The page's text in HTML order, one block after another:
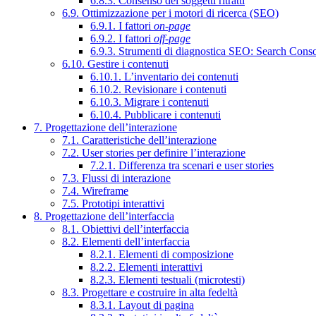
6.9. Ottimizzazione per i motori di ricerca (SEO)
6.9.1. I fattori on-page
6.9.2. I fattori off-page
6.9.3. Strumenti di diagnostica SEO: Search
6.10. Gestire i contenuti
6.10.1. L’inventario dei contenuti
6.10.2. Revisionare i contenuti
6.10.3. Migrare i contenuti
6.10.4. Pubblicare i contenuti
7. Progettazione dell’interazione
7.1. Caratteristiche dell’interazione
7.2. User stories per definire l’interazione
7.2.1. Differenza tra scenari e user stories
7.3. Flussi di interazione
7.4. Wireframe
7.5. Prototipi interattivi
8. Progettazione dell’interfaccia
8.1. Obiettivi dell’interfaccia
8.2. Elementi dell’interfaccia
8.2.1. Elementi di composizione
8.2.2. Elementi interattivi
8.2.3. Elementi testuali (microtesti)
8.3. Progettare e costruire in alta fedeltà
8.3.1. Layout di pagina